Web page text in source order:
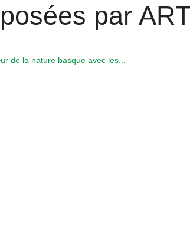
par
de la nature basque avec les...